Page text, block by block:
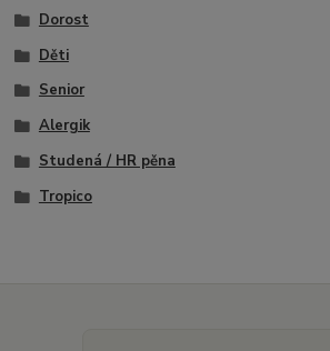
Dorost
Děti
Senior
Alergik
Studená / HR pěna
Tropico